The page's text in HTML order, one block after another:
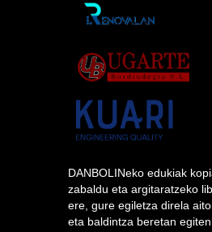
DANBOLINeko edukiak
zabaldu eta argitaratzeko
ere, gure egiletza direla
eta baldintza beretan